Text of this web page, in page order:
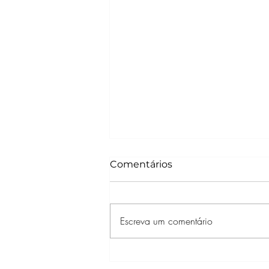
Comentários
Escreva um comentário